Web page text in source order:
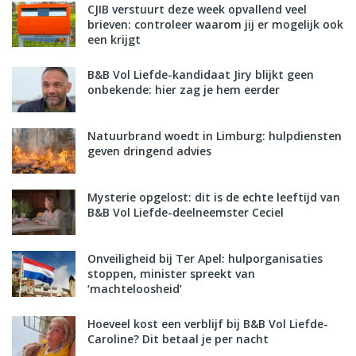
CJIB verstuurt deze week opvallend veel
brieven: controleer waarom jij er mogelijk ook
een krijgt
B&B Vol Liefde-kandidaat Jiry blijkt geen
onbekende: hier zag je hem eerder
Natuurbrand woedt in Limburg: hulpdiensten
geven dringend advies
Mysterie opgelost: dit is de echte leeftijd van
B&B Vol Liefde-deelneemster Ceciel
Onveiligheid bij Ter Apel: hulporganisaties
stoppen, minister spreekt van
‘machteloosheid’
Hoeveel kost een verblijf bij B&B Vol Liefde-
Caroline? Dit betaal je per nacht